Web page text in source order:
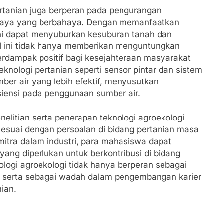
juga berperan pada pengurangan
yang berbahaya. Dengan memanfaatkan
dapat menyuburkan kesuburan tanah dan
tidak hanya memberikan menguntungkan
positif bagi kesejahteraan masyarakat
pertanian seperti sensor pintar dan sistem
air yang lebih efektif, menyusutkan
pada penggunaan sumber air.
serta penerapan teknologi agroekologi
dengan persoalan di bidang pertanian masa
dalam industri, para mahasiswa dapat
diperlukan untuk berkontribusi di bidang
agroekologi tidak hanya berperan sebagai
sebagai wadah dalam pengembangan karier